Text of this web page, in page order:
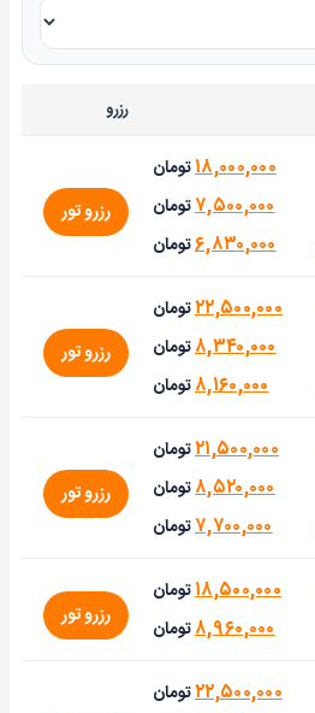
رزرو
۱۸,۰۰۰,۰۰۰تومان
۷,۵۰۰,۰۰۰تومان
۶,۸۳۰,۰۰۰تومان
رزرو تور
۲۲,۵۰۰,۰۰۰تومان
۸,۳۴۰,۰۰۰تومان
۸,۱۶۰,۰۰۰تومان
رزرو تور
۲۱,۵۰۰,۰۰۰تومان
۸,۵۲۰,۰۰۰تومان
۷,۷۰۰,۰۰۰تومان
رزرو تور
۱۸,۵۰۰,۰۰۰تومان
۸,۹۶۰,۰۰۰تومان رزرو تور
۲۲,۵۰۰,۰۰۰تومان